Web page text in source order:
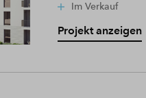
Im Verkauf
Projekt anzeigen